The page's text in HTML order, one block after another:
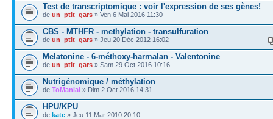
Test de transcriptomique : voir l'expression de ses gènes!
de un_ptit_gars » Ven 6 Mai 2016 11:30
CBS - MTHFR - methylation - transulfuration
de un_ptit_gars » Jeu 20 Déc 2012 16:02
Melatonine - 6-méthoxy-harmalan - Valentonine
de un_ptit_gars » Sam 29 Oct 2016 10:16
Nutrigénomique / méthylation
de ToManlai » Dim 2 Oct 2016 14:31
HPU/KPU
de kate » Jeu 11 Mar 2010 20:10